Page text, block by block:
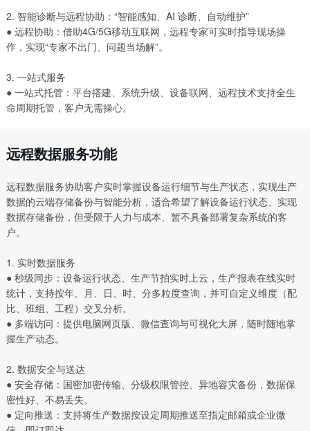
2. 智能诊断与远程协助：“智能感知、AI 诊断、自动维护”
● 远程协助：借助4G/5G移动互联网，远程专家可实时指导现场操
作，实现“专家不出门、问题当场解”。
3. 一站式服务
● 一站式托管：平台搭建、系统升级、设备联网、远程技术支持全生
命周期托管，客户无需操心。
远程数据服务功能
远程数据服务协助客户实时掌握设备运行细节与生产状态，实现生产
数据的云端存储备份与智能分析，适合希望了解设备运行状态、实现
数据存储备份，但受限于人力与成本、暂不具备部署复杂系统的客
户。
1. 实时数据服务
● 秒级同步：设备运行状态、生产节拍实时上云，生产报表在线实时
统计，支持按年、月、日、时、分多粒度查询，并可自定义维度（配
比、班组、工程）交叉分析。
● 多端访问：提供电脑网页版、微信查询与可视化大屏，随时随地掌
握生产动态。
2. 数据安全与送达
● 安全存储：国密加密传输、分级权限管控、异地容灾备份，数据保
密性好、不易丢失。
● 定向推送：支持将生产数据按设定周期推送至指定邮箱或企业微